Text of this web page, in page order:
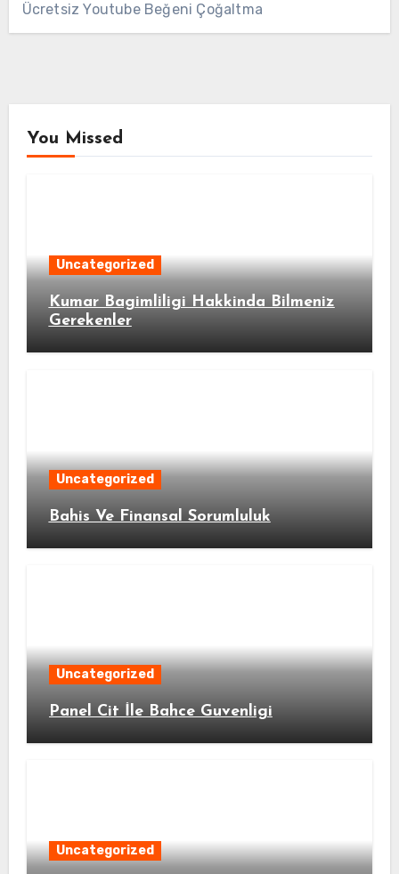
Ücretsiz Youtube Beğeni Çoğaltma
You Missed
Uncategorized
Kumar Bagimliligi Hakkinda Bilmeniz
Gerekenler
Uncategorized
Bahis Ve Finansal Sorumluluk
Uncategorized
Panel Cit İle Bahce Guvenligi
Uncategorized